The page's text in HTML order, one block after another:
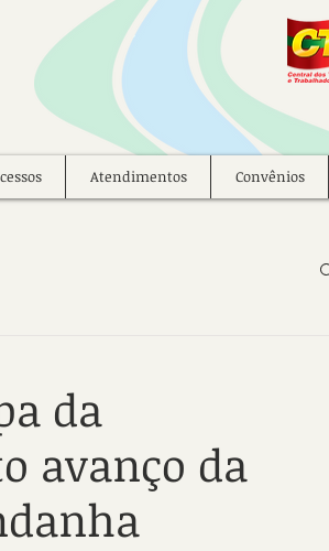
Atendimentos Convênios
da
avanço da